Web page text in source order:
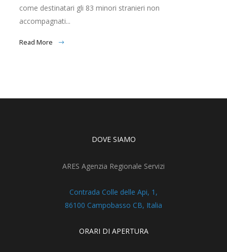
come destinatari gli 83 minori stranieri non
accompagnati...
Read More
DOVE SIAMO
ARES Agenzia Regionale Servizi
Contrada Colle delle Api, 1,
86100 Campobasso CB, Italia
ORARI DI APERTURA